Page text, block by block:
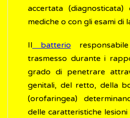
accertata
mediche o con gli esami di
Il batterio
trasmesso durante i
grado di penetrare
genitali, del retto, della
(orofaringea)
delle caratteristiche